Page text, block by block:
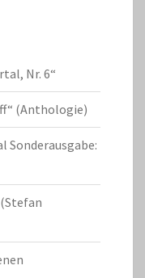
Nr. 6“
(Anthologie)
Sonderausgabe: